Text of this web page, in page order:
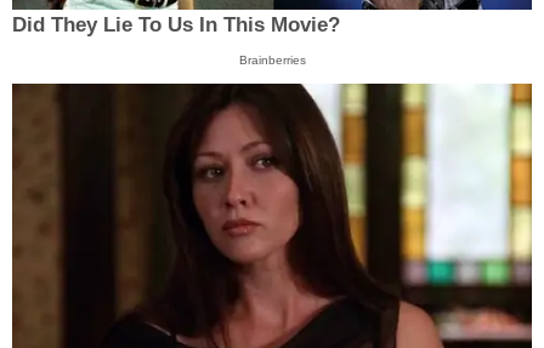
Did They Lie To Us In This Movie?
Brainberries